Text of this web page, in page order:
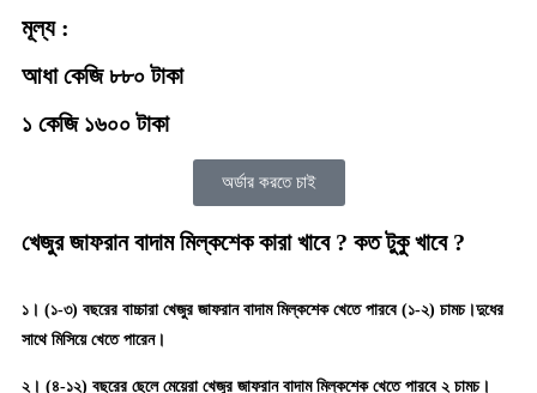
মূল্য :
আধা কেজি ৮৮০ টাকা
১ কেজি ১৬০০ টাকা
অর্ডার করতে চাই
খেজুর জাফরান বাদাম মিল্কশেক কারা খাবে ? কত টুকু খাবে ?
১। (১-৩) বছরের বাচ্চারা খেজুর জাফরান বাদাম মিল্কশেক খেতে পারবে (১-২) চামচ।দুধের
সাথে মিসিয়ে খেতে পারেন।
২। (৪-১২) বছরের ছেলে মেয়েরা খেজুর জাফরান বাদাম মিল্কশেক খেতে পারবে ২ চামচ।